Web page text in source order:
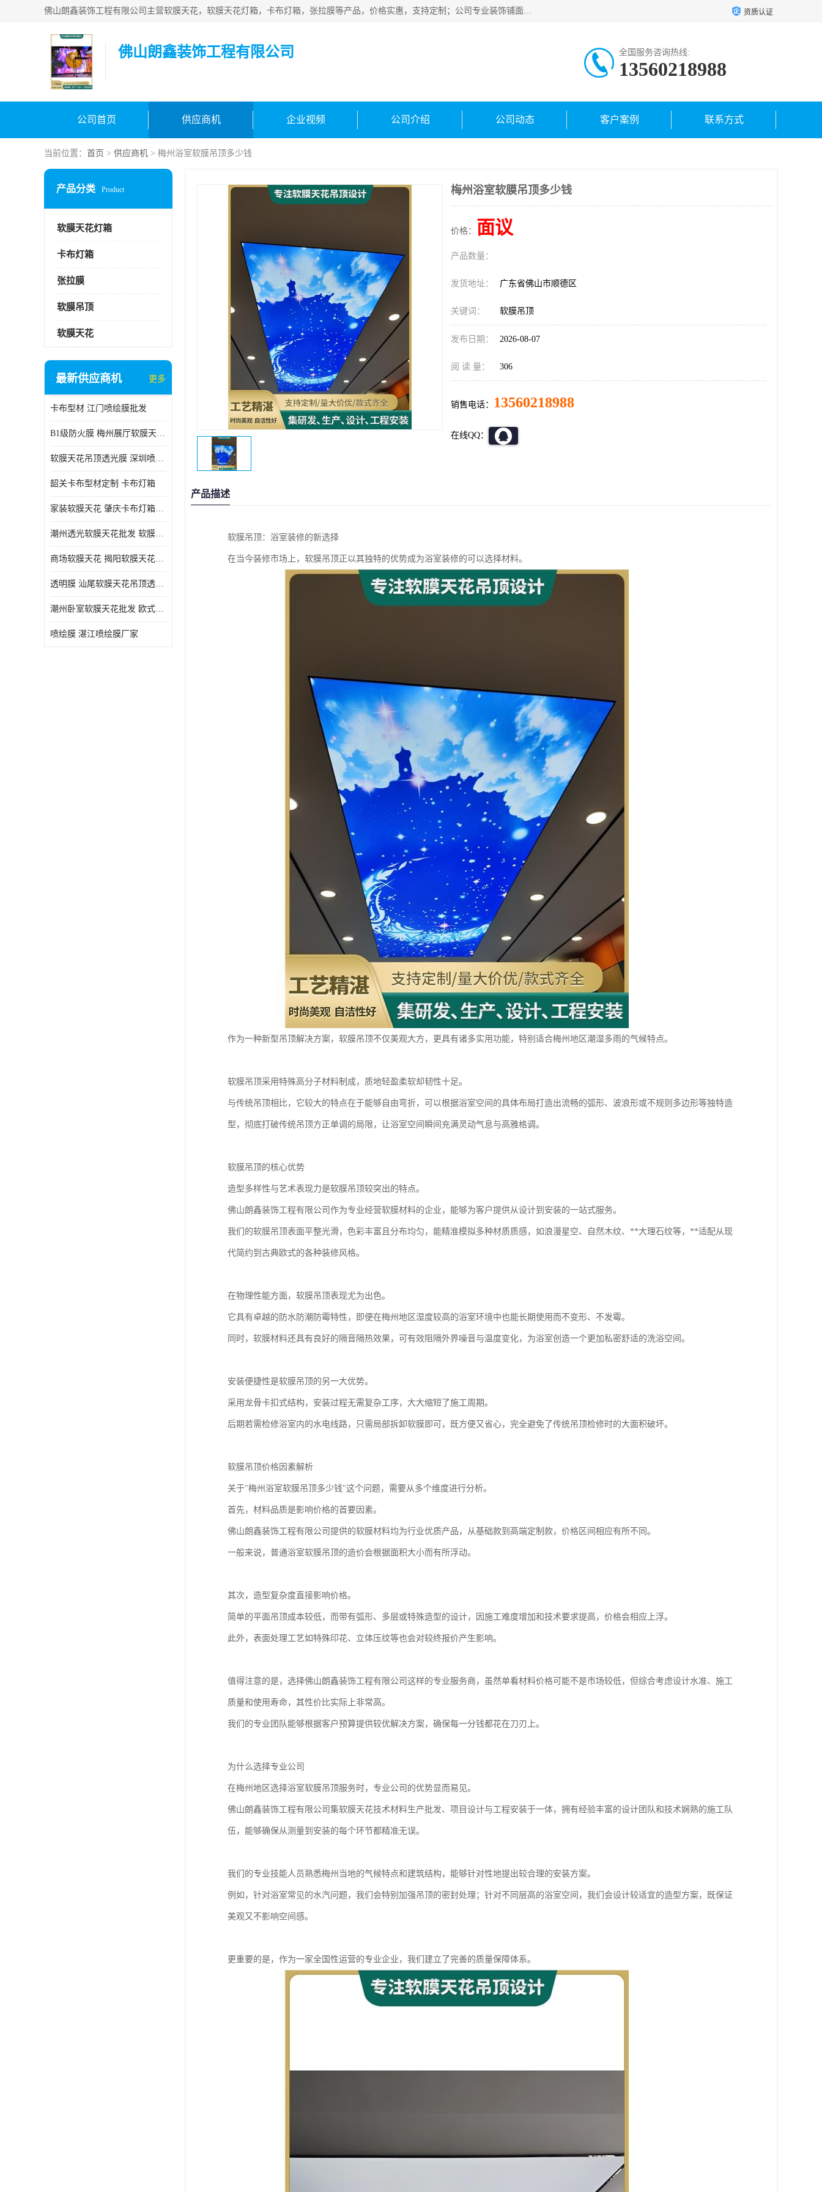
佛山朗鑫装饰工程有限公司主营软膜天花，软膜天花灯箱，卡布灯箱，张拉膜等产品，价格实惠，支持定制；公司专业装饰铺面，家居，会展特装，软膜等工程，技能精良人员，安装快、价格合理，质量保证、热诚与各方有识人士合作，欢迎新老客户来电咨询。 资质认证
佛山朗鑫装饰工程有限公司 全国服务咨询热线:
13560218988
公司首页 供应商机 企业视频 公司介绍 公司动态 客户案例 联系方式
当前位置： 首页 > 供应商机 > 梅州浴室软膜吊顶多少钱
产品分类 Product
软膜天花灯箱
卡布灯箱
张拉膜
软膜吊顶
软膜天花
最新供应商机 更多
卡布型材 江门喷绘膜批发
B1级防火膜 梅州展厅软膜天花批发
软膜天花吊顶透光膜 深圳喷绘膜批发
韶关卡布型材定制 卡布灯箱
家装软膜天花 肇庆卡布灯箱批发
潮州透光软膜天花批发 软膜天花
商场软膜天花 揭阳软膜天花吊顶透光膜批发
透明膜 汕尾软膜天花吊顶透光膜定制
潮州卧室软膜天花批发 欧式软膜天花
喷绘膜 湛江喷绘膜厂家
梅州浴室软膜吊顶多少钱
价格： 面议
产品数量：
发货地址： 广东省佛山市顺德区
关键词： 软膜吊顶
发布日期： 2026-08-07
阅 读 量： 306
销售电话： 13560218988
在线QQ：
产品描述
软膜吊顶：浴室装修的新选择
在当今装修市场上，软膜吊顶正以其独特的优势成为浴室装修的可以选择材料。
作为一种新型吊顶解决方案，软膜吊顶不仅美观大方，更具有诸多实用功能，特别适合梅州地区潮湿多雨的气候特点。
软膜吊顶采用特殊高分子材料制成，质地轻盈柔软却韧性十足。
与传统吊顶相比，它较大的特点在于能够自由弯折，可以根据浴室空间的具体布局打造出流畅的弧形、波浪形或不规则多边形等独特造
型，彻底打破传统吊顶方正单调的局限，让浴室空间瞬间充满灵动气息与高雅格调。
软膜吊顶的核心优势
造型多样性与艺术表现力是软膜吊顶较突出的特点。
佛山朗鑫装饰工程有限公司作为专业经营软膜材料的企业，能够为客户提供从设计到安装的一站式服务。
我们的软膜吊顶表面平整光滑，色彩丰富且分布均匀，能精准模拟多种材质质感，如浪漫星空、自然木纹、**大理石纹等，**适配从现
代简约到古典欧式的各种装修风格。
在物理性能方面，软膜吊顶表现尤为出色。
它具有卓越的防水防潮防霉特性，即便在梅州地区湿度较高的浴室环境中也能长期使用而不变形、不发霉。
同时，软膜材料还具有良好的隔音隔热效果，可有效阻隔外界噪音与温度变化，为浴室创造一个更加私密舒适的洗浴空间。
安装便捷性是软膜吊顶的另一大优势。
采用龙骨卡扣式结构，安装过程无需复杂工序，大大缩短了施工周期。
后期若需检修浴室内的水电线路，只需局部拆卸软膜即可，既方便又省心，完全避免了传统吊顶检修时的大面积破坏。
软膜吊顶价格因素解析
关于"梅州浴室软膜吊顶多少钱"这个问题，需要从多个维度进行分析。
首先，材料品质是影响价格的首要因素。
佛山朗鑫装饰工程有限公司提供的软膜材料均为行业优质产品，从基础款到高端定制款，价格区间相应有所不同。
一般来说，普通浴室软膜吊顶的造价会根据面积大小而有所浮动。
其次，造型复杂度直接影响价格。
简单的平面吊顶成本较低，而带有弧形、多层或特殊造型的设计，因施工难度增加和技术要求提高，价格会相应上浮。
此外，表面处理工艺如特殊印花、立体压纹等也会对较终报价产生影响。
值得注意的是，选择佛山朗鑫装饰工程有限公司这样的专业服务商，虽然单看材料价格可能不是市场较低，但综合考虑设计水准、施工
质量和使用寿命，其性价比实际上非常高。
我们的专业团队能够根据客户预算提供较优解决方案，确保每一分钱都花在刀刃上。
为什么选择专业公司
在梅州地区选择浴室软膜吊顶服务时，专业公司的优势显而易见。
佛山朗鑫装饰工程有限公司集软膜天花技术材料生产批发、项目设计与工程安装于一体，拥有经验丰富的设计团队和技术娴熟的施工队
伍，能够确保从测量到安装的每个环节都精准无误。
我们的专业技能人员熟悉梅州当地的气候特点和建筑结构，能够针对性地提出较合理的安装方案。
例如，针对浴室常见的水汽问题，我们会特别加强吊顶的密封处理；针对不同层高的浴室空间，我们会设计较适宜的造型方案，既保证
美观又不影响空间感。
更重要的是，作为一家全国性运营的专业企业，我们建立了完善的质量保障体系。